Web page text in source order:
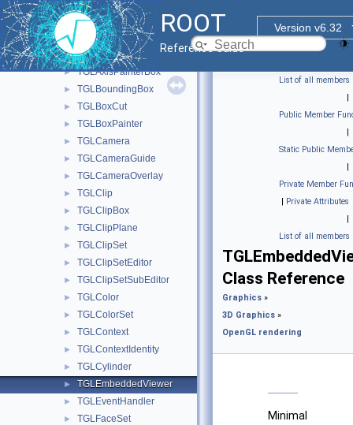
ROOT
Version v6.32
Reference Guide
► TGLAnnotation
► TGLAutoRotator
► TGLAxis
► TGLAxisPainter
► TGLAxisPainterBox
► TGLBoundingBox
► TGLBoxCut
► TGLBoxPainter
► TGLCamera
► TGLCameraGuide
► TGLCameraOverlay
► TGLClip
► TGLClipBox
► TGLClipPlane
► TGLClipSet
► TGLClipSetEditor
► TGLClipSetSubEditor
► TGLColor
► TGLColorSet
► TGLContext
► TGLContextIdentity
► TGLCylinder
► TGLEmbeddedViewer
► TGLEventHandler
► TGLFaceSet
List of all members
|
Public Member
|
Static Public
|
Private Member
| Private Attributes
|
List of all members
Class Reference
Graphics »
3D Graphics »
OpenGL rendering
Minimal